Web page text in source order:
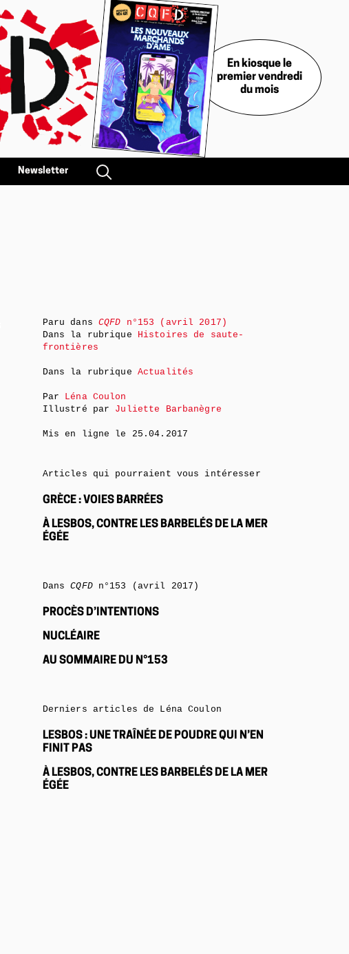
En kiosque le
premier vendredi
du mois
Newsletter
Paru dans CQFD n°153 (avril 2017)
Dans la rubrique Histoires de saute-
frontières
Dans la rubrique Actualités
Par Léna Coulon
Illustré par Juliette Barbanègre
Mis en ligne le 25.04.2017
Articles qui pourraient vous intéresser
GRÈCE : VOIES BARRÉES
À LESBOS, CONTRE LES BARBELÉS DE LA MER
ÉGÉE
DansCQFDn°153 (avril 2017)
PROCÈS D’INTENTIONS
NUCLÉAIRE
AU SOMMAIRE DU N°153
Derniers articles de Léna Coulon
LESBOS : UNE TRAÎNÉE DE POUDRE QUI N’EN
FINIT PAS
À LESBOS, CONTRE LES BARBELÉS DE LA MER
ÉGÉE